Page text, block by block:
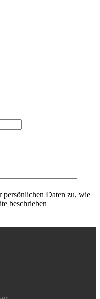
persönlichen Daten zu, wie
beschrieben